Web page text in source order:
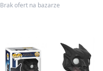
Brak ofert na bazarze